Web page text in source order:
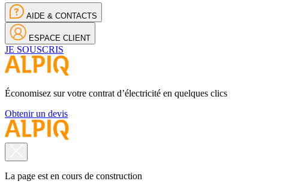
AIDE & CONTACTS
ESPACE CLIENT
JE SOUSCRIS
Économisez sur votre contrat d’électricité en quelques clics
Obtenir un devis
La page est en cours de construction